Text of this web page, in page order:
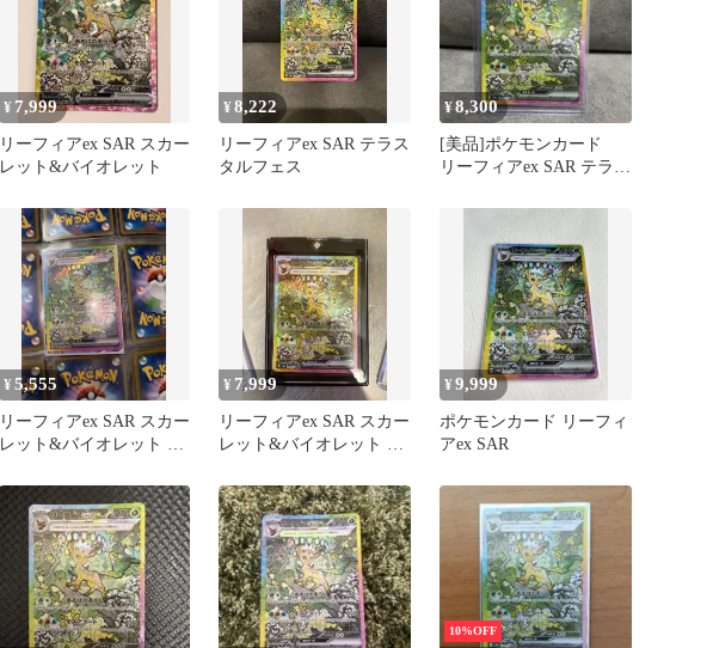
¥ 7,999
リーフィアex SAR スカー
レット&バイオレット
¥8,222
リーフィアex SAR テラス
タルフェス
¥8,300
[美品]ポケモンカード
リーフィアex SAR テラス
¥5,555
リーフィアex SAR スカー
レット&バイオレット ハ
¥ 7,999
リーフィアex SAR スカー
レット&バイオレット ハ
タ…
¥9,999
ポケモンカード リーフィ
アex SAR
10%OFF